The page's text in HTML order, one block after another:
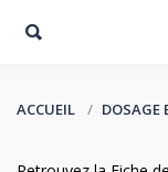
ACCUEIL DOSAGE